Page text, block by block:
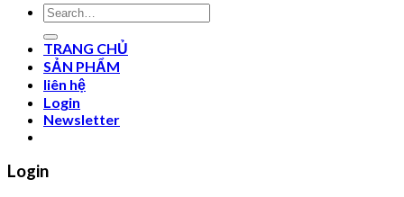
Search
for:
TRANG CHỦ
SẢN PHẨM
liên hệ
Login
Newsletter
Login